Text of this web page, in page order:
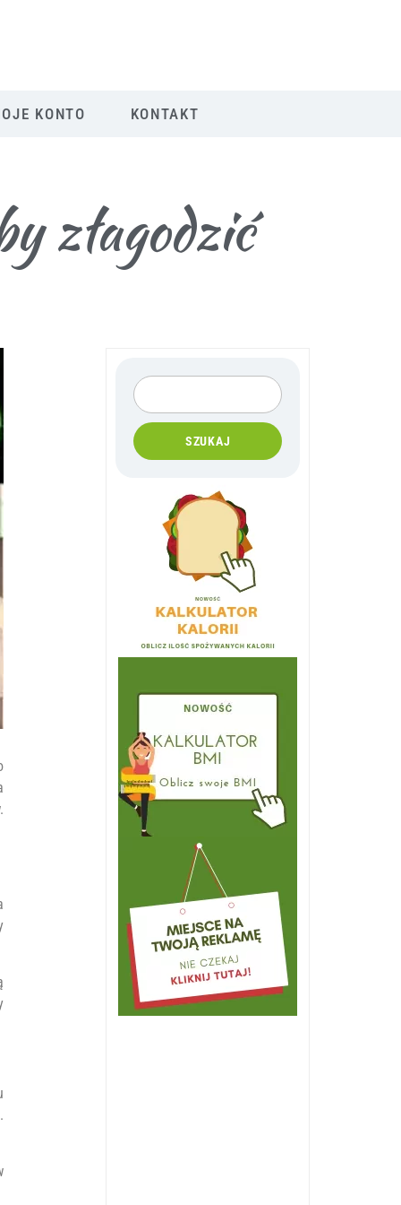
KONTO KONTAKT
złagodzić
SZUKAJ